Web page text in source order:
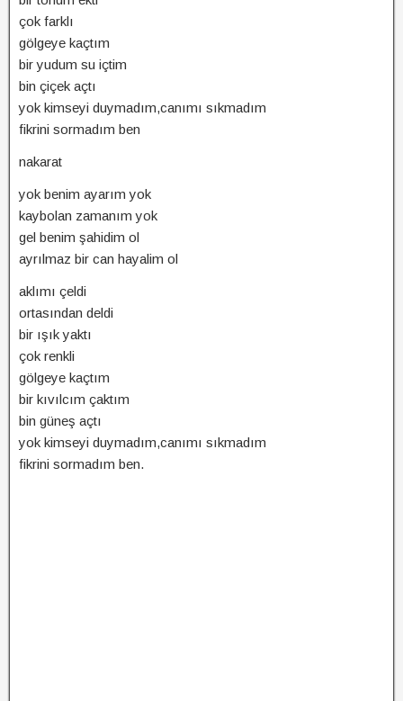
çok farklı
gölgeye kaçtım
bir yudum su içtim
bin çiçek açtı
yok kimseyi duymadım,canımı sıkmadım
fikrini sormadım ben
nakarat
yok benim ayarım yok
kaybolan zamanım yok
gel benim şahidim ol
ayrılmaz bir can hayalim ol
aklımı çeldi
ortasından deldi
bir ışık yaktı
çok renkli
gölgeye kaçtım
bir kıvılcım çaktım
bin güneş açtı
yok kimseyi duymadım,canımı sıkmadım
fikrini sormadım ben.